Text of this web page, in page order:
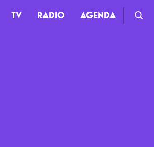
TV RADIO AGENDA